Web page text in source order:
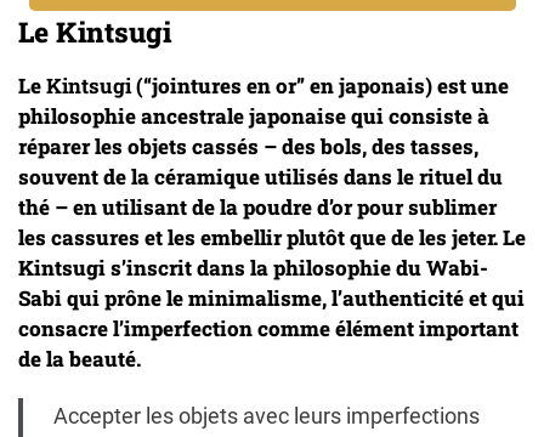
Le Kintsugi
LeKintsugi(“jointures en or” en japonais) est une
philosophie ancestrale japonaise qui consiste à
réparer les objets cassés – des bols, des tasses,
souvent de la céramique utilisés dans le rituel du
thé – en utilisant de la poudre d’or pour sublimer
les cassures et les embellir plutôt que de les jeter. Le
Kintsugi s’inscrit dans la philosophie du Wabi-
Sabi qui prône le minimalisme, l’authenticité et qui
consacre l’imperfection comme élément important
de la beauté.
Accepter les objets avec leurs imperfections